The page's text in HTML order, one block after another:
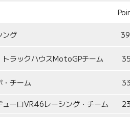
ング
トラックハウスMotoGPチーム
・チーム
ューロVR46レーシング・チーム